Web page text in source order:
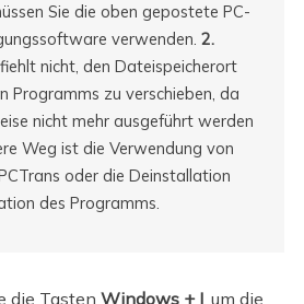
Sie die oben gepostete PC-
verwenden. 2.
nicht, den Dateispeicherort
Programms zu verschieben, da
nicht mehr ausgeführt werden
Weg ist die Verwendung von
oder die Deinstallation
des Programms.
die Tasten Windows + I, um die